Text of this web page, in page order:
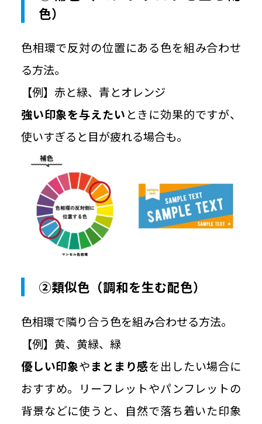
色）
色相環で反対の位置にある色を組み合わせ
る方法。
【例】赤と緑、青とオレンジ
強い印象を与えたい ときに効果的ですが、
使いすぎると目が疲れる場合も。
②類似色（調和を生む配色）
色相環で隣り合う色を組み合わせる方法。
【例】黄、黄緑、緑
優しい印象やまとまり感を出したい場合に
おすすめ。リーフレットやパンフレットの
背景などに使うと、自然で落ち着いた印象